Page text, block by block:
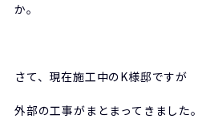
か。
さて、現在施工中のK様邸ですが
外部の工事がまとまってきました。